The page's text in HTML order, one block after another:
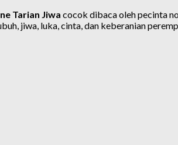
Tarian Jiwa cocok dibaca oleh pecinta
jiwa, luka, cinta, dan keberanian